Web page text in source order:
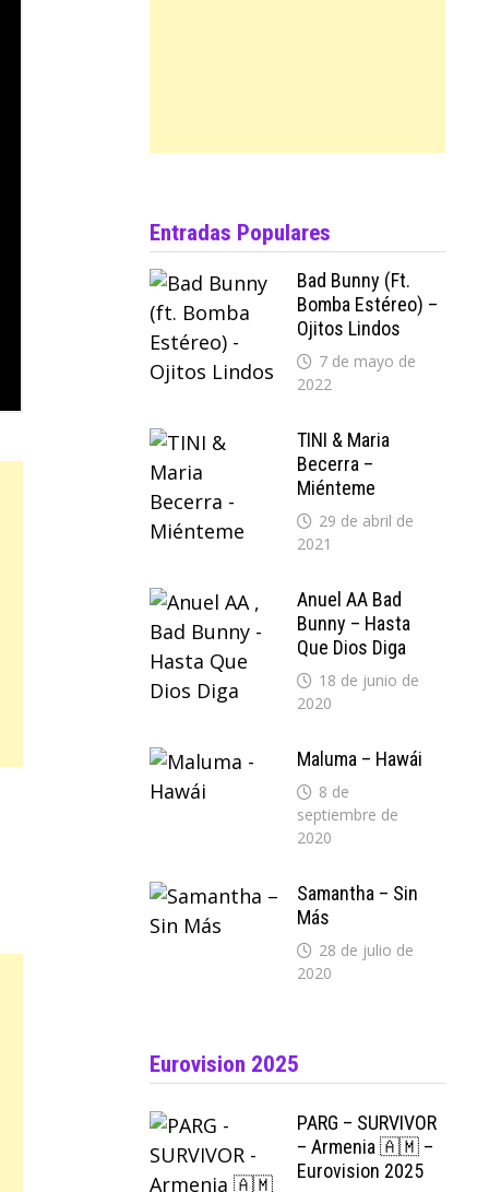
Entradas Populares
Bad Bunny (ft.
Bomba Estéreo) –
Ojitos Lindos
7 de mayo de
2022
TINI & Maria
Becerra –
Miénteme
29 de abril de
2021
Anuel AA Bad
Bunny – Hasta
Que Dios Diga
18 de junio de
2020
Maluma – Hawái
8 de
septiembre de
2020
Samantha – Sin
Más
28 de julio de
2020
Eurovision 2025
PARG – SURVIVOR
– Armenia 🇦🇲 –
Eurovision 2025